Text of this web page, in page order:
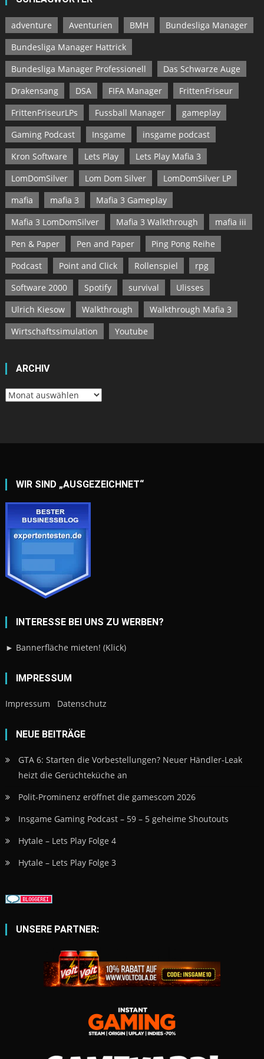
adventure Aventurien BMH
Bundesliga Manager
Bundesliga Manager Hattrick
Bundesliga Manager Professionell
Das Schwarze Auge
Drakensang
DSA FIFA Manager
FrittenFriseur
FrittenFriseurLPs
Fussball Manager
gameplay
Gaming Podcast
Insgame
insgame podcast
Kron Software
Lets Play
Lets Play Mafia 3
LomDomSilver
Lom Dom Silver
LomDomSilver LP
mafia
mafia 3
Mafia 3 Gameplay
Mafia 3 LomDomSilver
Mafia 3 Walkthrough
mafia iii
Pen & Paper
Pen and Paper
Ping Pong Reihe
Podcast
Point and Click Rollenspiel
rpg
Software 2000
Spotify survival
Ulisses
Ulrich Kiesow
Walkthrough
Walkthrough Mafia 3
Wirtschaftssimulation
Youtube
ARCHIV
Archiv
WIR SIND „AUSGEZEICHNET“
INTERESSE BEI UNS ZU WERBEN?
► Bannerfläche mieten! (Klick)
IMPRESSUM
Impressum Datenschutz
NEUE BEITRÄGE
GTA 6: Starten die Vorbestellungen? Neuer Händler-Leak
heizt die Gerüchteküche an
Polit-Prominenz eröffnet die gamescom 2026
Insgame Gaming Podcast – 59 – 5 geheime Shoutouts
Hytale – Lets Play Folge 4
Hytale – Lets Play Folge 3
UNSERE PARTNER: